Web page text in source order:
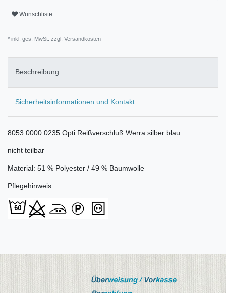
Wunschliste
* inkl. ges. MwSt. zzgl. Versandkosten
Beschreibung
Sicherheitsinformationen und Kontakt
8053 0000 0235 Opti Reißverschluß Werra silber blau
nicht teilbar
Material: 51 % Polyester / 49 % Baumwolle
Pflegehinweis: